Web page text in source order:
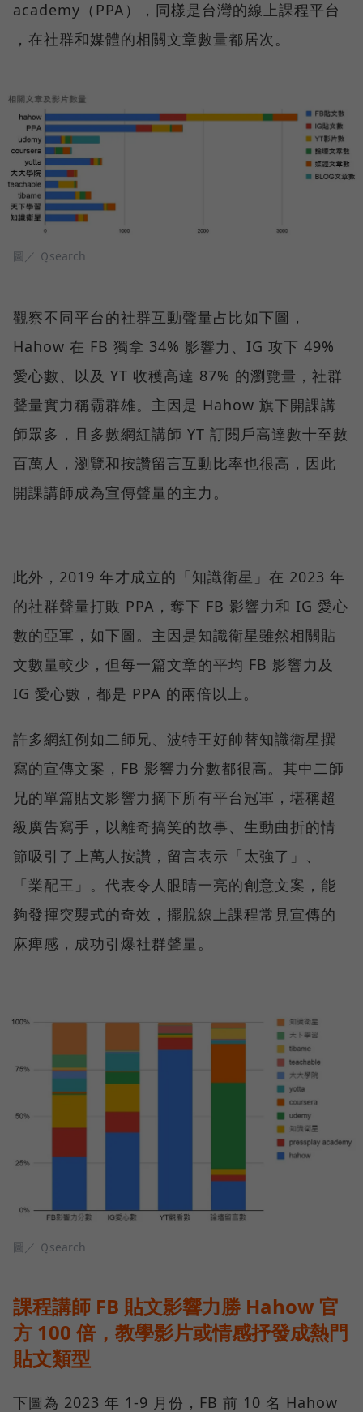
academy（PPA），同樣是台灣的線上課程平台
，在社群和媒體的相關文章數量都居次。
圖／ Ｑsearch
觀察不同平台的社群互動聲量占比如下圖，
Hahow 在 FB 獨拿 34% 影響力、IG 攻下 49%
愛心數、以及 YT 收穫高達 87% 的瀏覽量，社群
聲量實力稱霸群雄。主因是 Hahow 旗下開課講
師眾多，且多數網紅講師 YT 訂閱戶高達數十至數
百萬人，瀏覽和按讚留言互動比率也很高，因此
開課講師成為宣傳聲量的主力。
此外，2019 年才成立的「知識衛星」在 2023 年
的社群聲量打敗 PPA，奪下 FB 影響力和 IG 愛心
數的亞軍，如下圖。主因是知識衛星雖然相關貼
文數量較少，但每一篇文章的平均 FB 影響力及
IG 愛心數，都是 PPA 的兩倍以上。
許多網紅例如二師兄、波特王好帥替知識衛星撰
寫的宣傳文案，FB 影響力分數都很高。其中二師
兄的單篇貼文影響力摘下所有平台冠軍，堪稱超
級廣告寫手，以離奇搞笑的故事、生動曲折的情
節吸引了上萬人按讚，留言表示「太強了」、
「業配王」。代表令人眼睛一亮的創意文案，能
夠發揮突襲式的奇效，擺脫線上課程常見宣傳的
麻痺感，成功引爆社群聲量。
圖／ Ｑsearch
課程講師 FB 貼文影響力勝 Hahow 官
方 100 倍，教學影片或情感抒發成熱門
貼文類型
下圖為 2023 年 1-9 月份，FB 前 10 名 Hahow